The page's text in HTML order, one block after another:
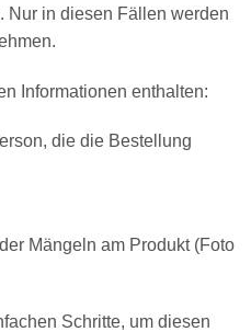
Nur in diesen Fällen werden
Informationen enthalten:
die die Bestellung
Mängeln am Produkt (Foto
Schritte, um diesen